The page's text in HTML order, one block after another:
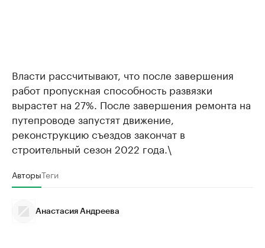
Власти рассчитывают, что после завершения
работ пропускная способность развязки
вырастет на 27%. После завершения ремонта на
путепроводе запустят движение,
реконструкцию съездов закончат в
строительный сезон 2022 года.\
АвторыТеги
Анастасия Андреева